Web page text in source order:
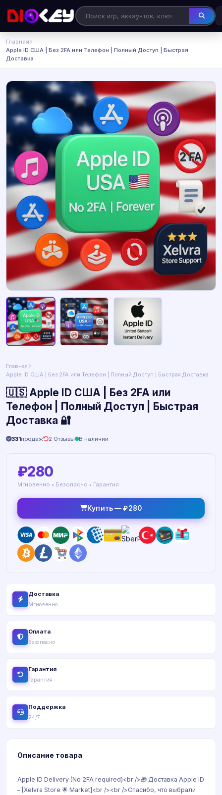
Главная
Apple ID США | Без 2FA или Телефон | Полный Доступ | Быстрая
Доставка
Главная
Apple ID США | Без 2FA или Телефон | Полный Доступ | Быстрая Доставка
🇺🇸 Apple ID США | Без 2FA или
Телефон | Полный Доступ | Быстрая
Доставка 🔐
331продаж 2 Отзывы В наличии
₽280
Мгновенно • Безопасно • Гарантия
Купить — ₽280
Доставка
Мгновенно
Оплата
Безопасно
Гарантия
Гарантия
Поддержка
24/7
Описание товара
Apple ID Delivery (No 2FA required)<br />🎁 Доставка Apple ID
– [Xelvra Store 🌟 Market]<br /><br />Спасибо, что выбрали